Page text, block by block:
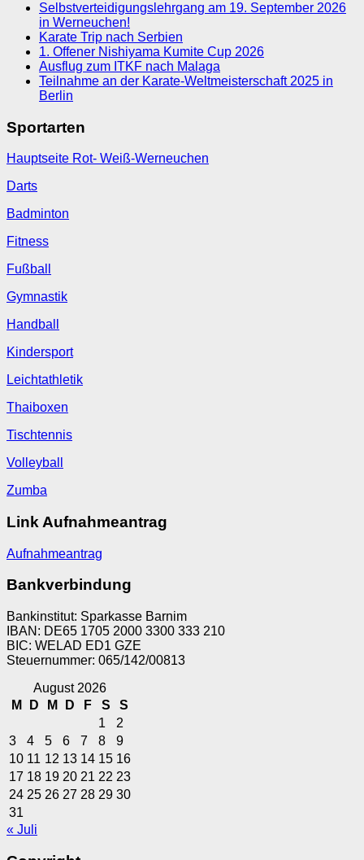
Selbstverteidigungslehrgang am 19. September 2026
in Werneuchen!
Karate Trip nach Serbien
1. Offener Nishiyama Kumite Cup 2026
Ausflug zum ITKF nach Malaga
Teilnahme an der Karate-Weltmeisterschaft 2025 in
Berlin
Sportarten
Hauptseite Rot- Weiß-Werneuchen
Darts
Badminton
Fitness
Fußball
Gymnastik
Handball
Kindersport
Leichtathletik
Thaiboxen
Tischtennis
Volleyball
Zumba
Link Aufnahmeantrag
Aufnahmeantrag
Bankverbindung
Bankinstitut: Sparkasse Barnim
IBAN: DE65 1705 2000 3300 333 210
BIC: WELAD ED1 GZE
Steuernummer: 065/142/00813
August 2026
M
D M D F S
S
1
2
3
4 5 6 7 8
9
10 11 12 13 14 15 16
17 18 19 20 21 22 23
24 25 26 27 28 29 30
31
« Juli